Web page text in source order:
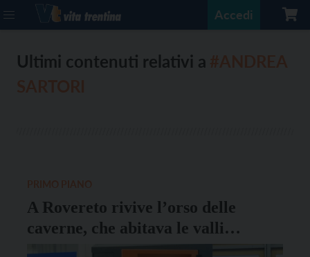
Accedi
Ultimi contenuti relativi a
A Rovereto rivive l’orso delle
caverne, che abitava le valli
trentine 25.000 anni fa